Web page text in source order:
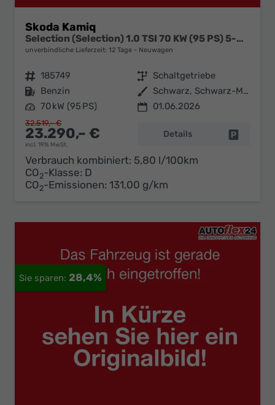
Skoda Kamiq
Selection (Selection) 1.0 TSI 70 KW (95 PS) 5-Gang Schaltgetriebe
unverbindliche Lieferzeit: 12 Tage Neuwagen
Fahrzeugnr. 185749 Getriebe Schaltgetriebe
Kraftstoff Benzin Außenfarbe
Schwarz, Schwarz-Magic Perleffekt (1Z)
Leistung 70 kW (95 PS) 01.06.2026
23.290,– €
incl. 19% MwSt.
32.519,– €
Details
Verbrauch kombiniert: 5,80 l/100km
CO2-Klasse: D
CO2-Emissionen: 131,00 g/km
28,4%